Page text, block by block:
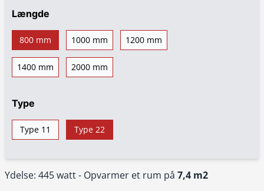
Ydelse: 445 watt - Opvarmer et rum på 7,4 m2
Længde
800 mm 1000 mm 1200 mm
1400 mm 2000 mm
Type
Type 11 Type 22